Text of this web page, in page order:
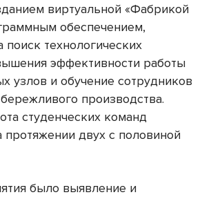
виртуальной «Фабрикой
обеспечением,
технологических
эффективности работы
узлов и обучение сотрудников
производства.
студенческих команд
протяжении двух с половиной
было выявление и